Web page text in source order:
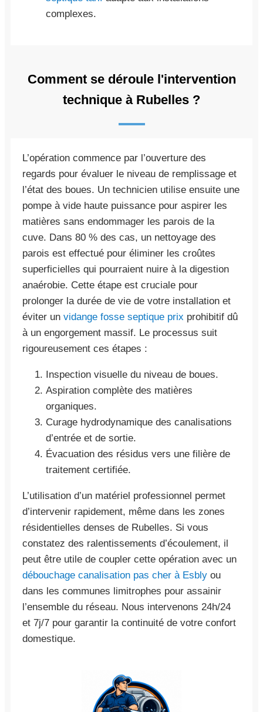
complexes.
Comment se déroule l'intervention
technique à Rubelles ?
L’opération commence par l’ouverture des
regards pour évaluer le niveau de remplissage et
l’état des boues. Un technicien utilise ensuite une
pompe à vide haute puissance pour aspirer les
matières sans endommager les parois de la
cuve. Dans 80 % des cas, un nettoyage des
parois est effectué pour éliminer les croûtes
superficielles qui pourraient nuire à la digestion
anaérobie. Cette étape est cruciale pour
prolonger la durée de vie de votre installation et
éviter un vidange fosse septique prix prohibitif dû
à un engorgement massif. Le processus suit
rigoureusement ces étapes :
Inspection visuelle du niveau de boues.
Aspiration complète des matières
organiques.
Curage hydrodynamique des canalisations
d’entrée et de sortie.
Évacuation des résidus vers une filière de
traitement certifiée.
L’utilisation d’un matériel professionnel permet
d’intervenir rapidement, même dans les zones
résidentielles denses de Rubelles. Si vous
constatez des ralentissements d’écoulement, il
peut être utile de coupler cette opération avec un
débouchage canalisation pas cher à Esbly ou
dans les communes limitrophes pour assainir
l’ensemble du réseau. Nous intervenons 24h/24
et 7j/7 pour garantir la continuité de votre confort
domestique.